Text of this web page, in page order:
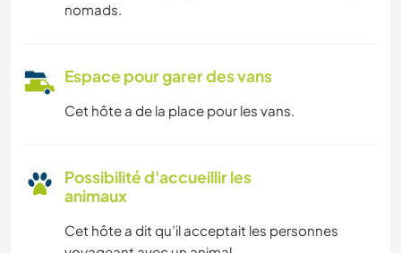
nomads.
Espace pour garer des vans
Cet hôte a de la place pour les vans.
Possibilité d'accueillir les
animaux
Cet hôte a dit qu’il acceptait les personnes